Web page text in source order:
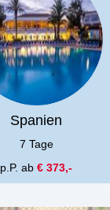
Spanien
7 Tage
p.P. ab € 373,-